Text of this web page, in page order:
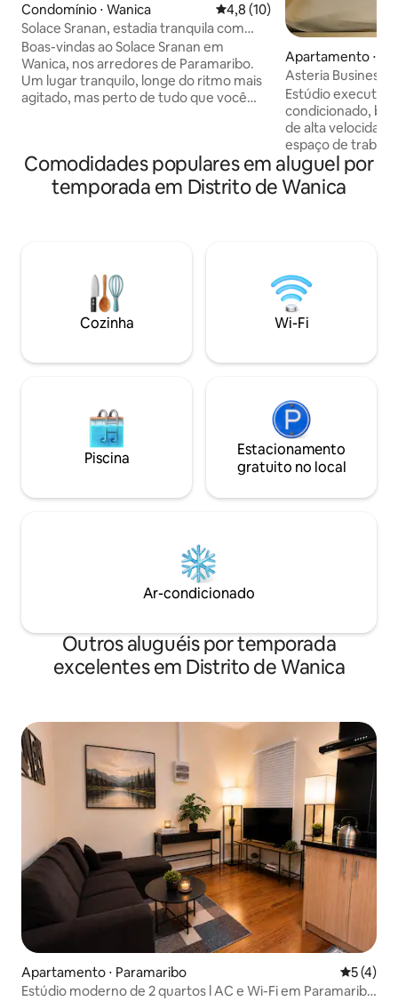
Condomínio ⋅ Wanica 4,8 de uma avaliação média
4,8 (10)
Solace Sranan, estadia tranquila com
espaço de trabalho
Boas-vindas ao Solace Sranan em
Wanica, nos arredores de Paramaribo.
Um lugar tranquilo, longe do ritmo mais
agitado, mas perto de tudo que você
jantar também funciona como espaço
de trabalho, com Wi-Fi rápido e uma
impressora mediante solicitação. Um
estadias mais longas, uma workation ou
alguns dias em um ritmo mais lento.
Apartamento ⋅
Asteria Business
Espaço de
Estúdio
condicionado,
de alta
espaço de
cadeira de
Projetado para
produtividade, o
comerciais,
instalações de
estradas fazem
para viajantes de
Comodidades populares em aluguel por
temporada em Distrito de Wanica
Cozinha Wi-Fi
Piscina
Estacionamento
gratuito no local
Ar-condicionado
Outros aluguéis por temporada
excelentes em Distrito de Wanica
Apartamento ⋅ Paramaribo 5 de
5 (4)
Estúdio moderno de 2 quartos l AC e Wi-Fi em Paramaribo